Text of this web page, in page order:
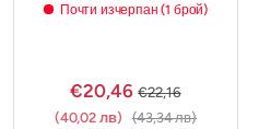
Почти изчерпан (1 брой)
€20,46 €22,16
(40,02 лв) (43,34 лв)